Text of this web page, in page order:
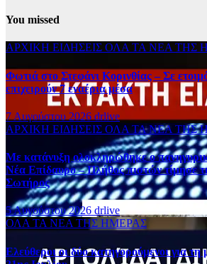
You missed
ΑΡΧΙΚΗ ΕΙΔΗΣΕΙΣ ΟΛΑ ΤΑ ΝΕΑ ΤΗΣ
Φωτιά στο Στεφάνι Κορινθίας – Σε
επιχειρούν 7 εναέρια μέσα
7 Αυγούστου 2026drlive
ΑΡΧΙΚΗ ΕΙΔΗΣΕΙΣ ΟΛΑ ΤΑ ΝΕΑ ΤΗΣ
Με κατάνυξη ολοκληρώθηκε ο
Νέα Επίδαυρο – Πλήθος πιστών τίμησε
Σωτήρος
5 Αυγούστου 2026 drlive
ΟΛΑ ΤΑ ΝΕΑ ΤΗΣ ΗΜΕΡΑΣ
Ελεύθεροι οι δύο κατηγορούμενοι για